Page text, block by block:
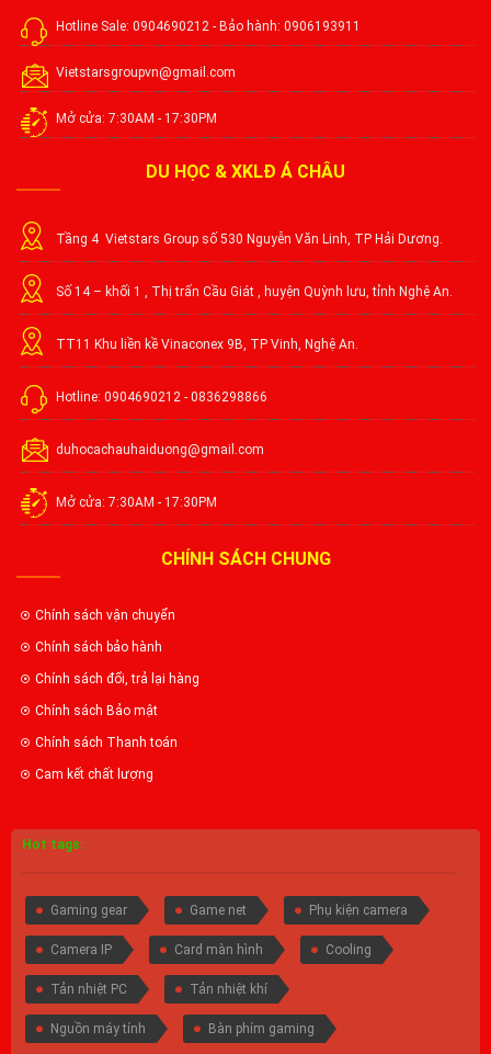
Hotline Sale: 0904690212 - Bảo hành: 0906193911
Vietstarsgroupvn@gmail.com
Mở cửa: 7:30AM - 17:30PM
DU HỌC & XKLĐ Á CHÂU
Tầng 4 Vietstars Group số 530 Nguyễn Văn Linh, TP Hải Dương.
Số 14 – khối 1 , Thị trấn Cầu Giát , huyện Quỳnh lưu, tỉnh Nghệ An.
TT11 Khu liền kề Vinaconex 9B, TP Vinh, Nghệ An.
Hotline: 0904690212 - 0836298866
duhocachauhaiduong@gmail.com
Mở cửa: 7:30AM - 17:30PM
CHÍNH SÁCH CHUNG
Chính sách vận chuyển
Chính sách bảo hành
Chính sách đổi, trả lại hàng
Chính sách Bảo mật
Chính sách Thanh toán
Cam kết chất lượng
Hot tags:
Gaming gear Game net Phụ kiện camera
Camera IP Card màn hình Cooling
Tản nhiệt PC Tản nhiệt khí
Nguồn máy tính Bàn phím gaming